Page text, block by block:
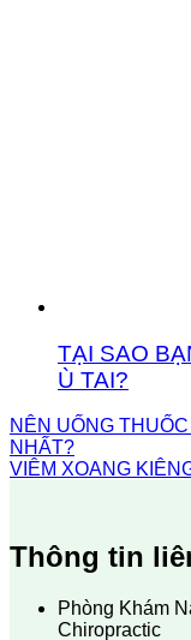
TẠI SAO
Ù TAI?
NÊN UỐNG
NHẤT?
VIÊM XOANG
Thông tin
Phòng Khám
Chiropractic